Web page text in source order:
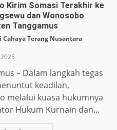
Kirim Somasi Terakhir ke
dan Wonosobo
Tanggamus
– Dalam langkah tegas
keadilan,
melalui kuasa hukumnya
Hukum Kurnain dan...